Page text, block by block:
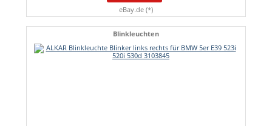
eBay.de (*)
Blinkleuchten